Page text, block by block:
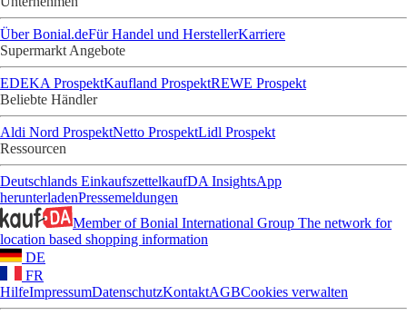
Über Bonial.deFür Handel und HerstellerKarriere
Supermarkt Angebote
EDEKA ProspektKaufland ProspektREWE Prospekt
Beliebte Händler
Aldi Nord ProspektNetto ProspektLidl Prospekt
Ressourcen
Deutschlands EinkaufszettelkaufDA InsightsApp
herunterladenPressemeldungen
Member of Bonial International Group The network for
location based shopping information
DE
FR
HilfeImpressumDatenschutzKontaktAGBCookies verwalten